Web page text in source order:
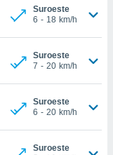
Suroeste
6 - 18 km/h
Suroeste
7 - 20 km/h
Suroeste
6 - 20 km/h
Suroeste